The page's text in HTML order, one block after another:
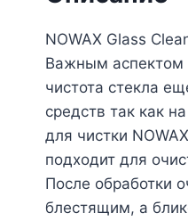
NOWAX Glass
Важным аспектом
чистота стекла
средств так как
для чистки
подходит для
После обработки
блестящим, а